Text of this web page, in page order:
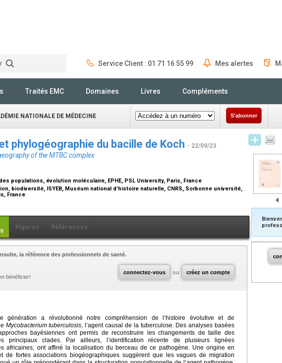
Service Client : 01 71 16 55 99 Mes alertes
Traités EMC Domaines Livres Compléments
NATIONALE DE MÉDECINE S'abonner
phylogéographie du bacille de Koch - 22/09/23
of the MTBC complex
populations, évolution moléculaire, EPHE, PSL University, Paris, France
biodiversité, ISYEB, Muséum national d’histoire naturelle, CNRS, Sorbonne université,
France
Figures Références
connectez-vous ou créez un compte
la référence des professionnels de santé.
bénéficier!
génération a révolutionné notre compréhension de l’histoire évolutive et de
Mycobacterium tuberculosis, l’agent causal de la tuberculose. Des analyses basées
bayésiennes ont permis de reconstruire les changements de taille des
principaux clades. Par ailleurs, l’identification récente de plusieurs lignées
africaines, ont affiné la localisation du berceau de ce pathogène. Une origine en
de fortes associations biogéographiques suggèrent que les vagues de migration